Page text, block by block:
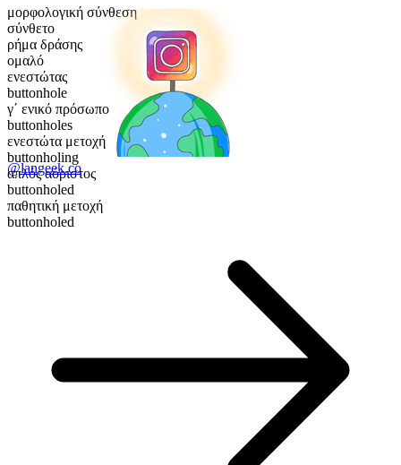
μορφολογική σύνθεση
σύνθετο
ρήμα δράσης
ομαλό
ενεστώτας
buttonhole
γ΄ ενικό πρόσωπο
buttonholes
ενεστώτα μετοχή
buttonholing
απλός αόριστος
buttonholed
παθητική μετοχή
buttonholed
@langeek.co